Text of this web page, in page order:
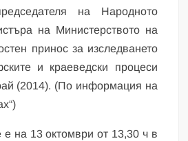
на Народното
на Министерството на
принос за изследването
и краеведски процеси
(2014). (По информация на
на 13 октомври от 13,30 ч в